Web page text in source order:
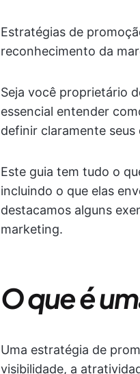
Estratégias de
reconhecimento da
Seja você proprietário
essencial entender
definir claramente
Este guia tem tudo o
incluindo o que elas
destacamos alguns
marketing.
O que é
Uma estratégia de
visibilidade, a